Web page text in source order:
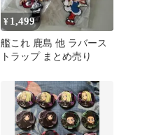
¥ 1,499
艦これ 鹿島 他 ラバース
トラップ まとめ売り